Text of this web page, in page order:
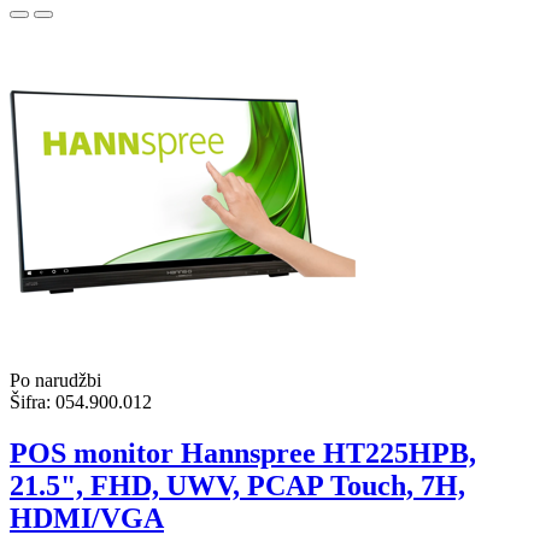
Po narudžbi
Šifra: 054.900.012
POS monitor Hannspree HT225HPB,
21.5", FHD, UWV, PCAP Touch, 7H,
HDMI/VGA